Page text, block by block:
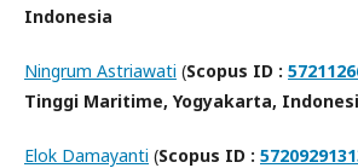
Indonesia
Ningrum Astriawati (Scopus ID :
Tinggi Maritime, Yogyakarta,
Elok Damayanti (Scopus ID :